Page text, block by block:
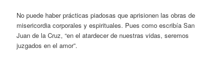
No puede haber prácticas piadosas que aprisionen las obras de
misericordia corporales y espirituales. Pues como escribía San
Juan de la Cruz, “en el atardecer de nuestras vidas, seremos
juzgados en el amor”.